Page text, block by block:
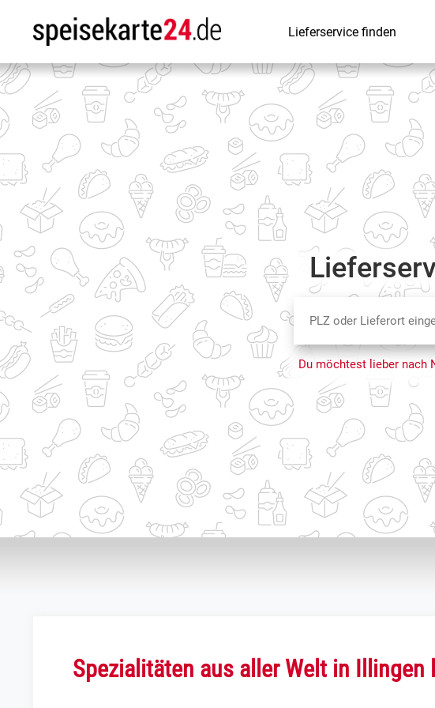
Lieferservice finden
Du möchtest lieber nach
Spezialitäten aus aller Welt in